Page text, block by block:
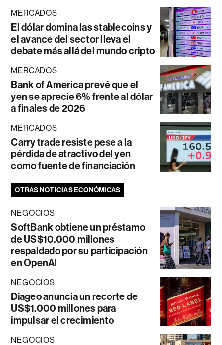
MERCADOS
El dólar domina las stablecoins y
el avance del sector lleva el
debate más allá del mundo cripto
MERCADOS
Bank of America prevé que el
yen se aprecie 6% frente al dólar
a finales de 2026
MERCADOS
Carry trade resiste pese a la
pérdida de atractivo del yen
como fuente de financiación
OTRAS NOTICIAS ECONÓMICAS
NEGOCIOS
SoftBank obtiene un préstamo
de US$10.000 millones
respaldado por su participación
en OpenAI
NEGOCIOS
Diageo anuncia un recorte de
US$1.000 millones para
impulsar el crecimiento
NEGOCIOS